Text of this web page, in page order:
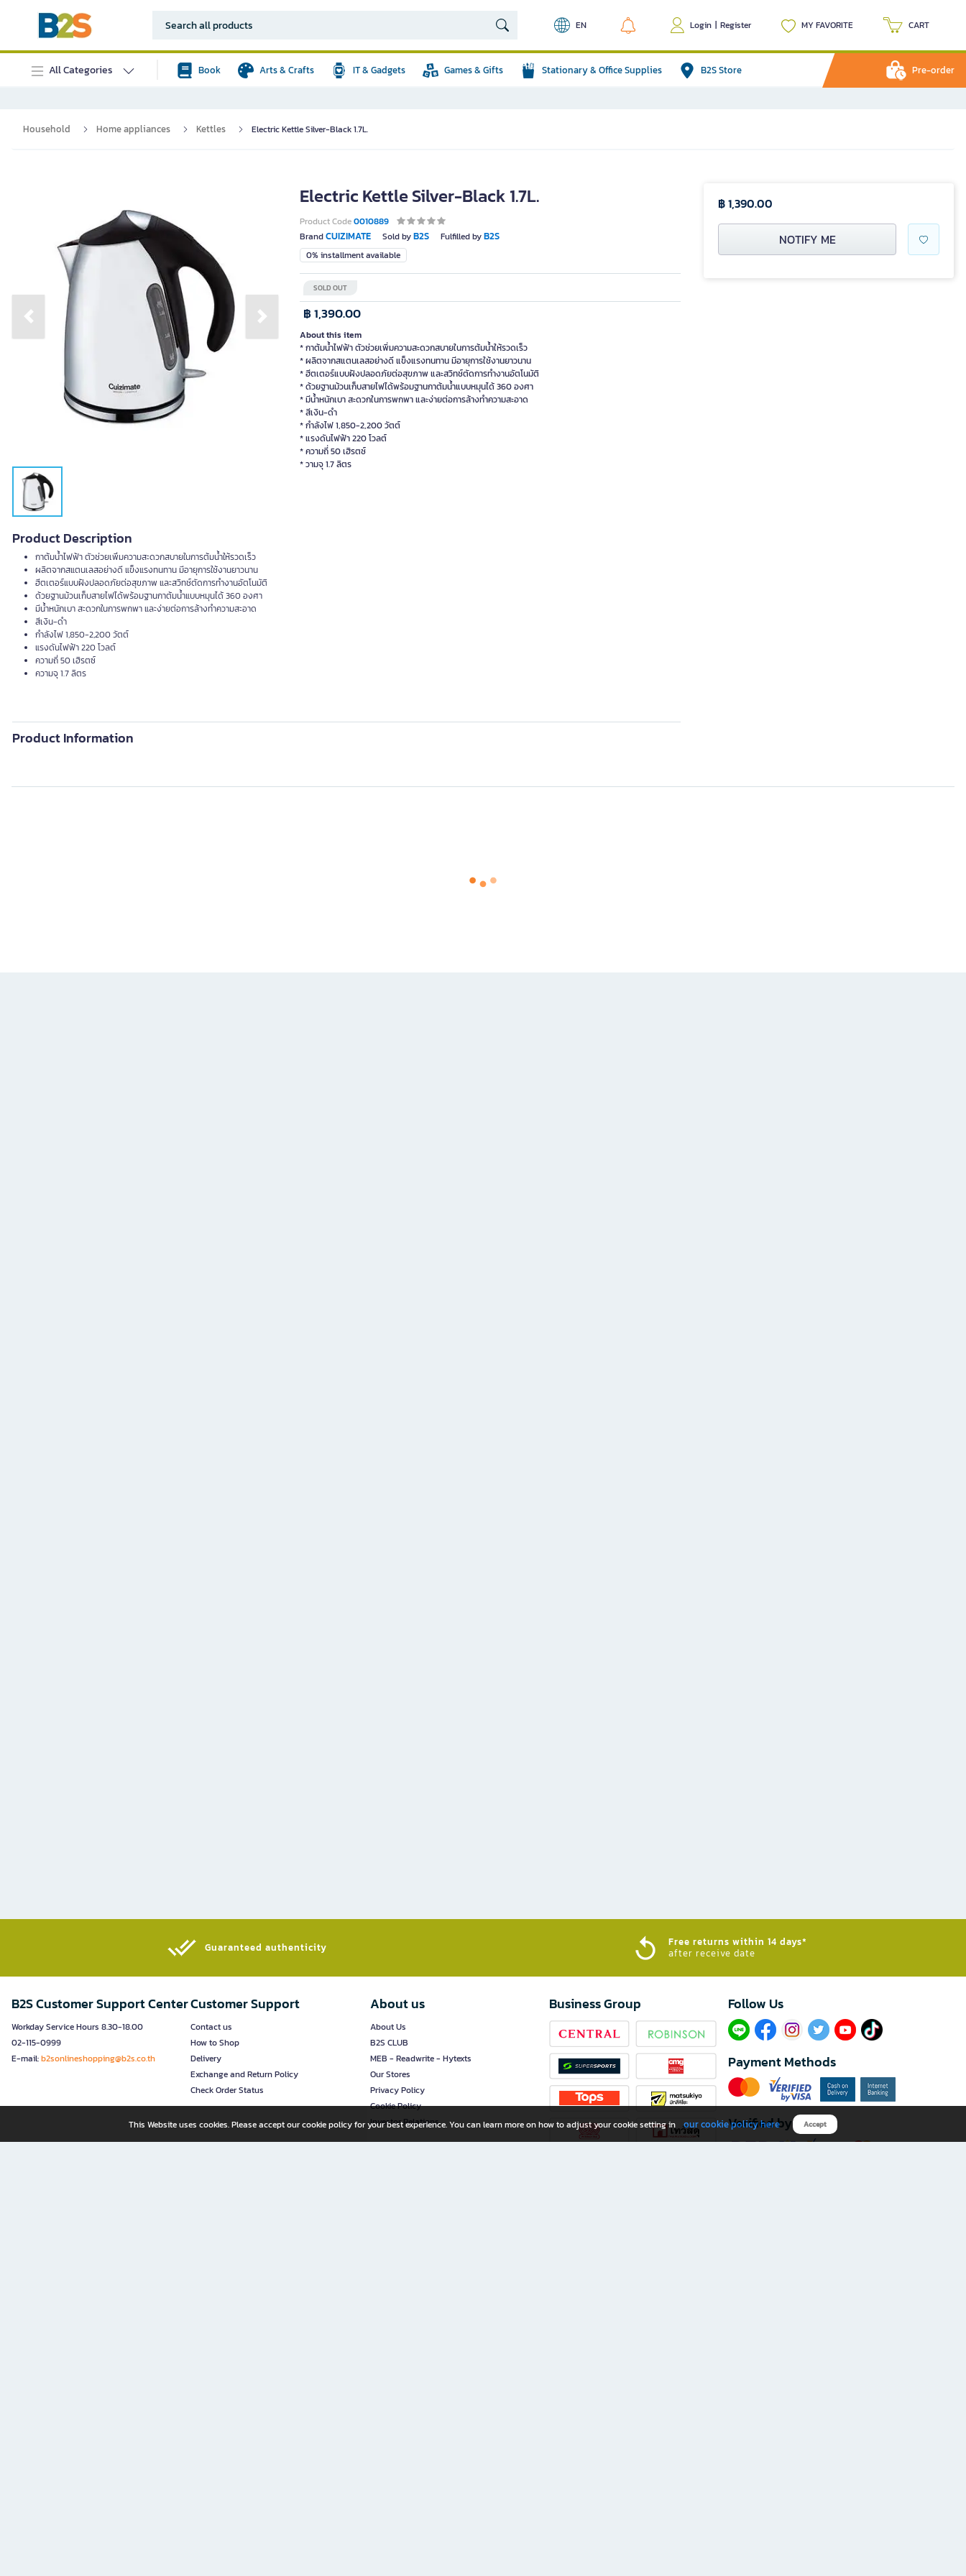
EN Login | Register MY FAVORITE CART
All Categories Book Arts & Crafts IT & Gadgets Games & Gifts Stationary & Office Supplies B2S Store Pre-order
Household Home appliances Kettles Electric Kettle Silver-Black 1.7L.
Previous slide Next slide
Electric Kettle Silver-Black 1.7L.
Product Code0010889
BrandCUIZIMATE Sold byB2S Fulfilled byB2S
0% installment available
SOLD OUT
฿ 1,390.00
About this item
* กาต้มน้ำไฟฟ้า ตัวช่วยเพิ่มความสะดวกสบายในการต้มน้ำให้รวดเร็ว
* ผลิตจากสแตนเลสอย่างดี แข็งแรงทนทาน มีอายุการใช้งานยาวนาน
* ฮีตเตอร์แบบฝังปลอดภัยต่อสุขภาพ และสวิทช์ตัดการทำงานอัตโนมัติ
* ด้วยฐานม้วนเก็บสายไฟได้พร้อมฐานกาต้มน้ำแบบหมุนได้ 360 องศา
* มีน้ำหนักเบา สะดวกในการพกพา และง่ายต่อการล้างทำความสะอาด
* สีเงิน-ดำ
* กำลังไฟ 1,850-2,200 วัตต์
* แรงดันไฟฟ้า 220 โวลต์
* ความถี่ 50 เฮิรตซ์
* วามจุ 1.7 ลิตร
Product Description
กาต้มน้ำไฟฟ้า ตัวช่วยเพิ่มความสะดวกสบายในการต้มน้ำให้รวดเร็ว
ผลิตจากสแตนเลสอย่างดี แข็งแรงทนทาน มีอายุการใช้งานยาวนาน
ฮีตเตอร์แบบฝังปลอดภัยต่อสุขภาพ และสวิทช์ตัดการทำงานอัตโนมัติ
ด้วยฐานม้วนเก็บสายไฟได้พร้อมฐานกาต้มน้ำแบบหมุนได้ 360 องศา
มีน้ำหนักเบา สะดวกในการพกพา และง่ายต่อการล้างทำความสะอาด
สีเงิน-ดำ
กำลังไฟ 1,850-2,200 วัตต์
แรงดันไฟฟ้า 220 โวลต์
ความถี่ 50 เฮิรตซ์
ความจุ 1.7 ลิตร
Product Information
฿ 1,390.00
NOTIFY ME
Guaranteed authenticity​
Free returns within 14 days*
after receive date
B2S Customer Support Center
Workday Service Hours 8.30-18.00
02-115-0999
E-mail:b2sonlineshopping@b2s.co.th
Customer Support
Contact us
How to Shop
Delivery
Exchange and Return Policy
Check Order Status
About us
About Us
B2S CLUB
MEB - Readwrite - Hytexts
Our Stores
Privacy Policy
Cookie Policy
Investor Relations
Business Group Follow Us​
Payment Methods
Verified by
This Website uses cookies. Please accept our cookie policy for your best experience. You can learn more on how to adjust your cookie setting in our cookie policy here Accept